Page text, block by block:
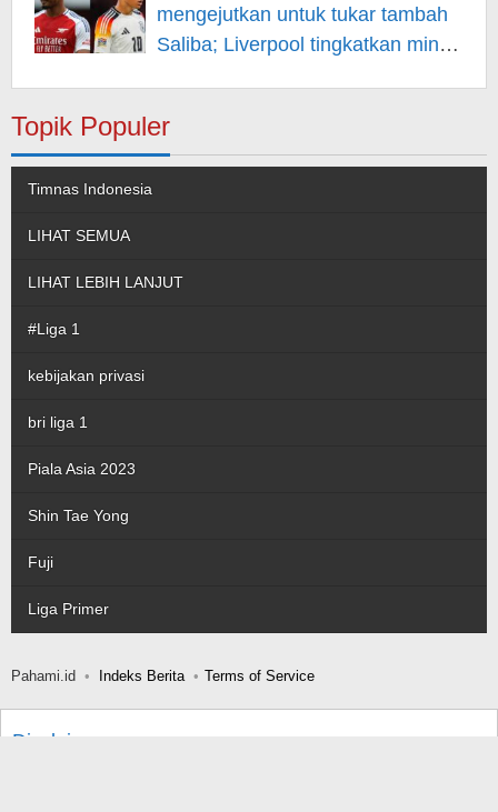
mengejutkan untuk tukar tambah
Saliba; Liverpool tingkatkan minat
Topik Populer
Timnas Indonesia
LIHAT SEMUA
LIHAT LEBIH LANJUT
#Liga 1
kebijakan privasi
bri liga 1
Piala Asia 2023
Shin Tae Yong
Fuji
Liga Primer
Pahami.id Indeks Berita Terms of Service
Disclaimer